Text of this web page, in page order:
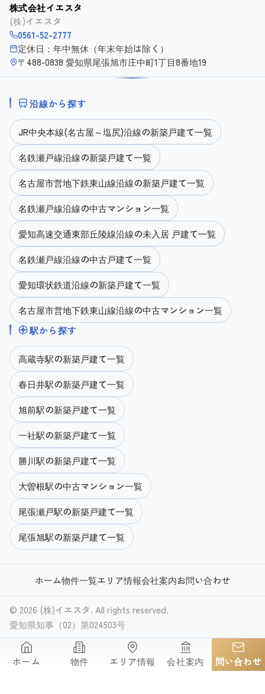
株式会社イエスタ
(株)イエスタ
0561-52-2777
定休日：年中無休（年末年始は除く）
〒488-0838 愛知県尾張旭市庄中町1丁目8番地19
沿線から探す
JR中央本線(名古屋～塩尻)沿線の新築戸建て一覧
名鉄瀬戸線沿線の新築戸建て一覧
名古屋市営地下鉄東山線沿線の新築戸建て一覧
名鉄瀬戸線沿線の中古マンション一覧
愛知高速交通東部丘陵線沿線の未入居 戸建て一覧
名鉄瀬戸線沿線の中古戸建て一覧
愛知環状鉄道沿線の新築戸建て一覧
名古屋市営地下鉄東山線沿線の中古マンション一覧
駅から探す
高蔵寺駅の新築戸建て一覧
春日井駅の新築戸建て一覧
旭前駅の新築戸建て一覧
一社駅の新築戸建て一覧
勝川駅の新築戸建て一覧
大曽根駅の中古マンション一覧
尾張瀬戸駅の新築戸建て一覧
尾張旭駅の新築戸建て一覧
ホーム物件一覧エリア情報会社案内お問い合わせ
© 2026 (株)イエスタ. All rights reserved.
愛知県知事（02）第024503号
ホーム 物件 エリア情報 会社案内 問い合わせ